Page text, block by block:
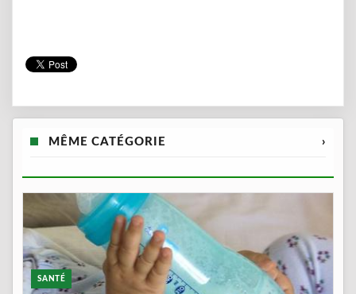
MÊME CATÉGORIE ›
SANTÉ